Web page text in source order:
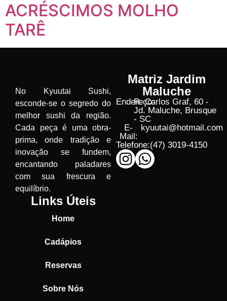
ACRÉSCIMOS MOLHO
TARÊ
No Kyuutai Sushi,
esconde-se o segredo do
melhor sushi da região.
Cada peça é uma obra-
prima, onde tradição e
inovação se fundem,
encantando paladares
com sua frescura e
equilíbrio.
Links Úteis
Home
Cadápios
Reservas
Sobre Nós
Matriz Jardim
Maluche
Endereço:
R. Carlos Graf, 60 -
Jd. Maluche, Brusque
- SC
E-
Mail:
kyuutai@hotmail.com
Telefone:(47) 3019-4150